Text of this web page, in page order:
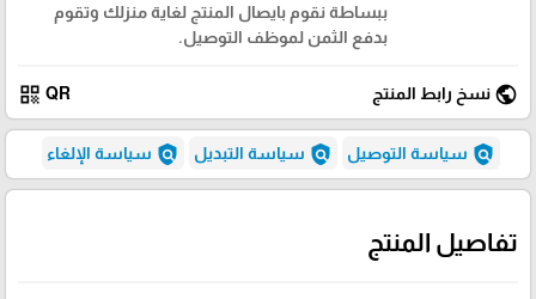
ببساطة نقوم بايصال المنتج لغاية منزلك وتقوم
بدفع الثمن لموظف التوصيل.
public نسخ رابط المنتج QR
qr_code
policy سياسة التوصيل policy سياسة التبديل policy سياسة الإلغاء
تفاصيل المنتج